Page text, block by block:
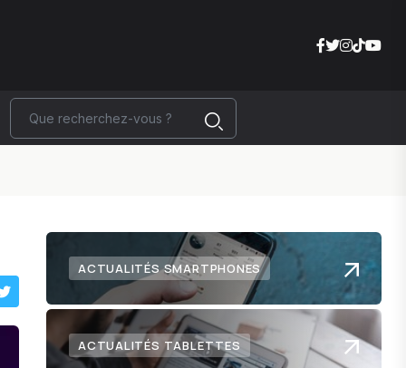
ACTUALITÉS SMARTPHONES
ACTUALITÉS TABLETTES